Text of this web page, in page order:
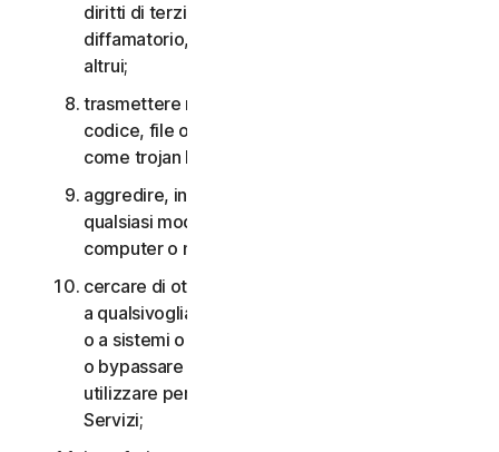
diritti di terzi o che risulta illegale, lesivo,
diffamatorio, calunnioso o invasivo della privacy
altrui;
trasmettere materiale che contiene virus o altro
codice, file o programmi per computer dannosi
come trojan horse, worm o time bomb;
aggredire, interferire, negare il servizio in
qualsiasi modo o forma a qualsiasi altra rete,
computer o nodo attraverso i Servizi;
cercare di ottenere un accesso non autorizzato
a qualsivoglia Servizio, agli account di altri utenti
o a sistemi o reti di computer connessi ai Servizi
o bypassare qualsiasi misura che potremmo
utilizzare per prevenire o limitare l’accesso ai
Servizi;